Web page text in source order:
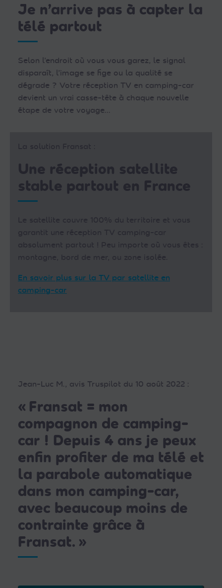
Je n’arrive pas à capter la
télé partout
Selon l’endroit où vous vous garez, le signal
disparaît, l’image se fige ou la qualité se
dégrade ? Votre réception TV en camping-car
devient un vrai casse-tête à chaque nouvelle
étape de votre voyage…
Une réception satellite
stable partout en France
En savoir plus sur la TV par satellite en
camping-car
Jean-Luc M., avis Truspilot du 10 août 2022 :
« Fransat = mon
compagnon de camping-
car ! Depuis 4 ans je peux
enfin profiter de ma télé et
la parabole automatique
dans mon camping-car,
avec beaucoup moins de
contrainte grâce à
Fransat. »